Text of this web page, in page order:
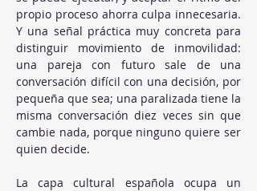
propio proceso ahorra culpa innecesaria.
Y una señal práctica muy concreta para
distinguir movimiento de inmovilidad:
una pareja con futuro sale de una
conversación difícil con una decisión, por
pequeña que sea; una paralizada tiene la
misma conversación diez veces sin que
cambie nada, porque ninguno quiere ser
quien decide.
La capa cultural española ocupa un